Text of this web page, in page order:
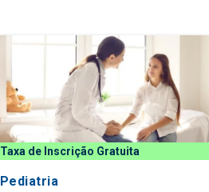
Taxa de Inscrição Gratuita
Pediatria